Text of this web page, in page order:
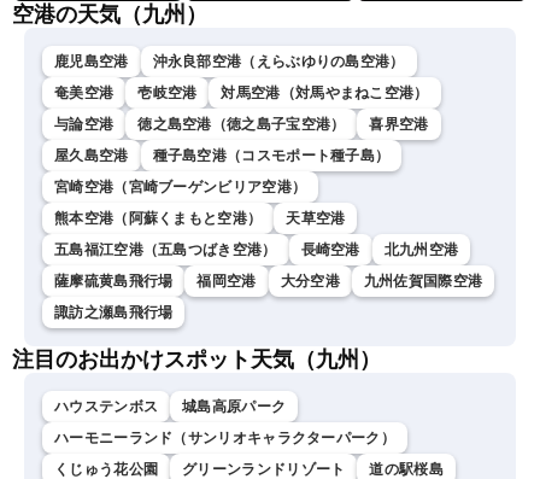
空港の天気（九州）
鹿児島空港
沖永良部空港（えらぶゆりの島空港）
奄美空港
壱岐空港
対馬空港（対馬やまねこ空港）
与論空港
徳之島空港（徳之島子宝空港）
喜界空港
屋久島空港
種子島空港（コスモポート種子島）
宮崎空港（宮崎ブーゲンビリア空港）
熊本空港（阿蘇くまもと空港）
天草空港
五島福江空港（五島つばき空港）
長崎空港
北九州空港
薩摩硫黄島飛行場
福岡空港 大分空港
九州佐賀国際空港
諏訪之瀬島飛行場
注目のお出かけスポット天気（九州）
ハウステンボス
城島高原パーク
ハーモニーランド（サンリオキャラクターパーク）
くじゅう花公園
グリーンランドリゾート 道の駅桜島